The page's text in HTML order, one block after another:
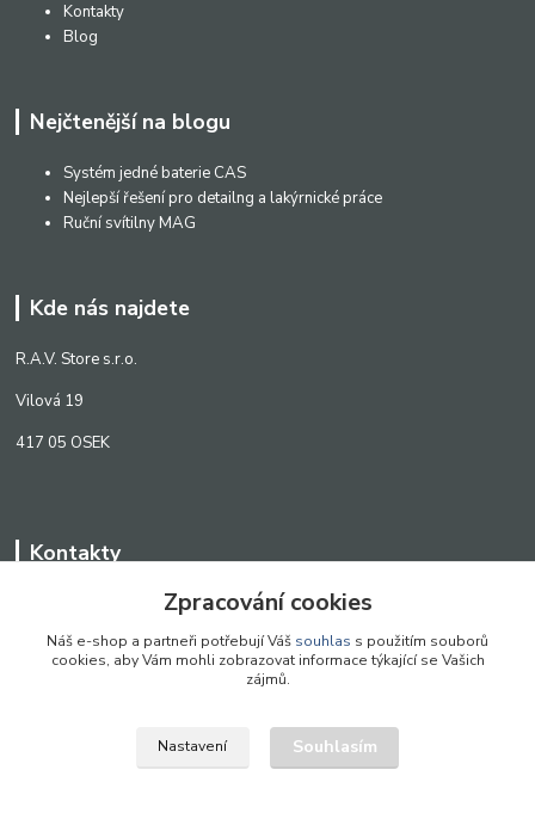
Kontakty
Blog
Nejčtenější na blogu
Systém jedné baterie CAS
Nejlepší řešení pro detailng a lakýrnické práce
Ruční svítilny MAG
Kde nás najdete
R.A.V. Store s.r.o.
Vilová 19
417 05 OSEK
Kontakty
+420 776 242 909
Zpracování cookies
Náš e-shop a partneři potřebují Váš souhlas s použitím souborů
cookies, aby Vám mohli zobrazovat informace týkající se Vašich
zájmů.
Nastavení Souhlasím